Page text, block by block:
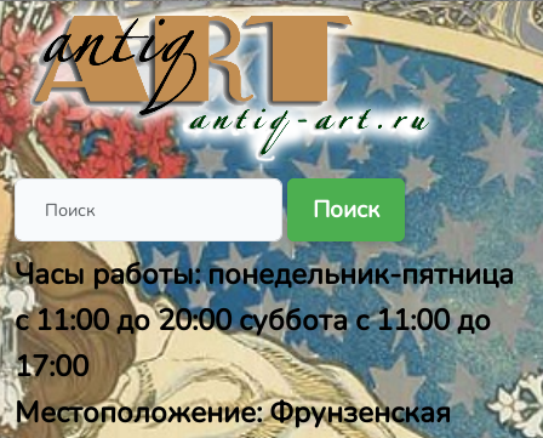
Поиск
Часы работы: понедельник-пятница
с 11:00 до 20:00 суббота с 11:00 до
17:00
Местоположение: Фрунзенская